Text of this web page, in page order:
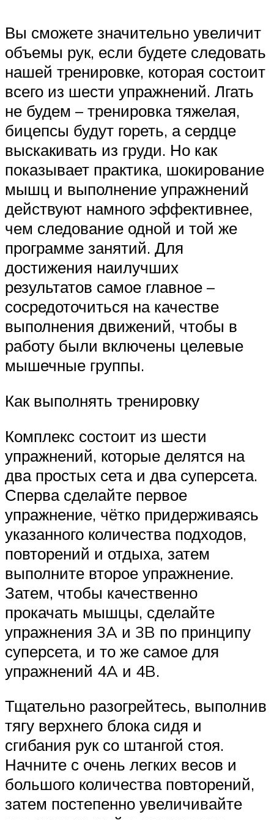
Вы сможете значительно увеличит
объемы рук, если будете следовать
нашей тренировке, которая состоит
всего из шести упражнений. Лгать
не будем – тренировка тяжелая,
бицепсы будут гореть, а сердце
выскакивать из груди. Но как
показывает практика, шокирование
мышц и выполнение упражнений
действуют намного эффективнее,
чем следование одной и той же
программе занятий. Для
достижения наилучших
результатов самое главное –
сосредоточиться на качестве
выполнения движений, чтобы в
работу были включены целевые
мышечные группы.
Как выполнять тренировку
Комплекс состоит из шести
упражнений, которые делятся на
два простых сета и два суперсета.
Сперва сделайте первое
упражнение, чётко придерживаясь
указанного количества подходов,
повторений и отдыха, затем
выполните второе упражнение.
Затем, чтобы качественно
прокачать мышцы, сделайте
упражнения 3A и 3B по принципу
суперсета, и то же самое для
упражнений 4A и 4B.
Тщательно разогрейтесь, выполнив
тягу верхнего блока сидя и
сгибания рук со штангой стоя.
Начните с очень легких весов и
большого количества повторений,
затем постепенно увеличивайте